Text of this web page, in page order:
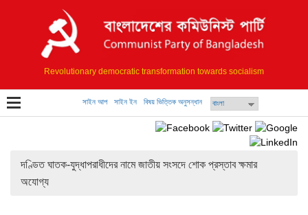
Revolutionary democratic transformation towards socialism
সাইন আপ সাইন ইন বিষয় ভিত্তিক অনুসন্ধান
দণ্ডিত ঘাতক-যুদ্ধাপরাধীদের নামে জাতীয় সংসদে শোক প্রস্তাব ক্ষমার
অযোগ্য